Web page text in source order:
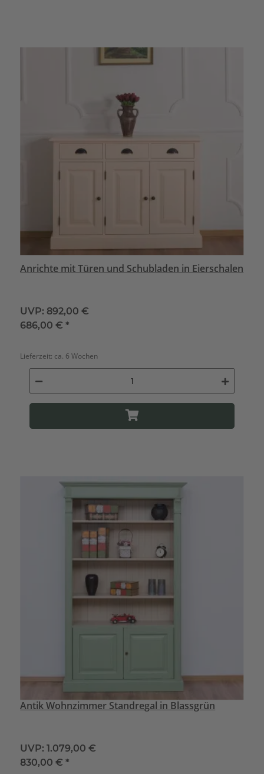
Anrichte mit Türen und Schubladen in Eierschalen
UVP: 892,00 €
686,00 €*
Lieferzeit: ca. 6 Wochen
Antik Wohnzimmer Standregal in Blassgrün
UVP: 1.079,00 €
830,00 €*